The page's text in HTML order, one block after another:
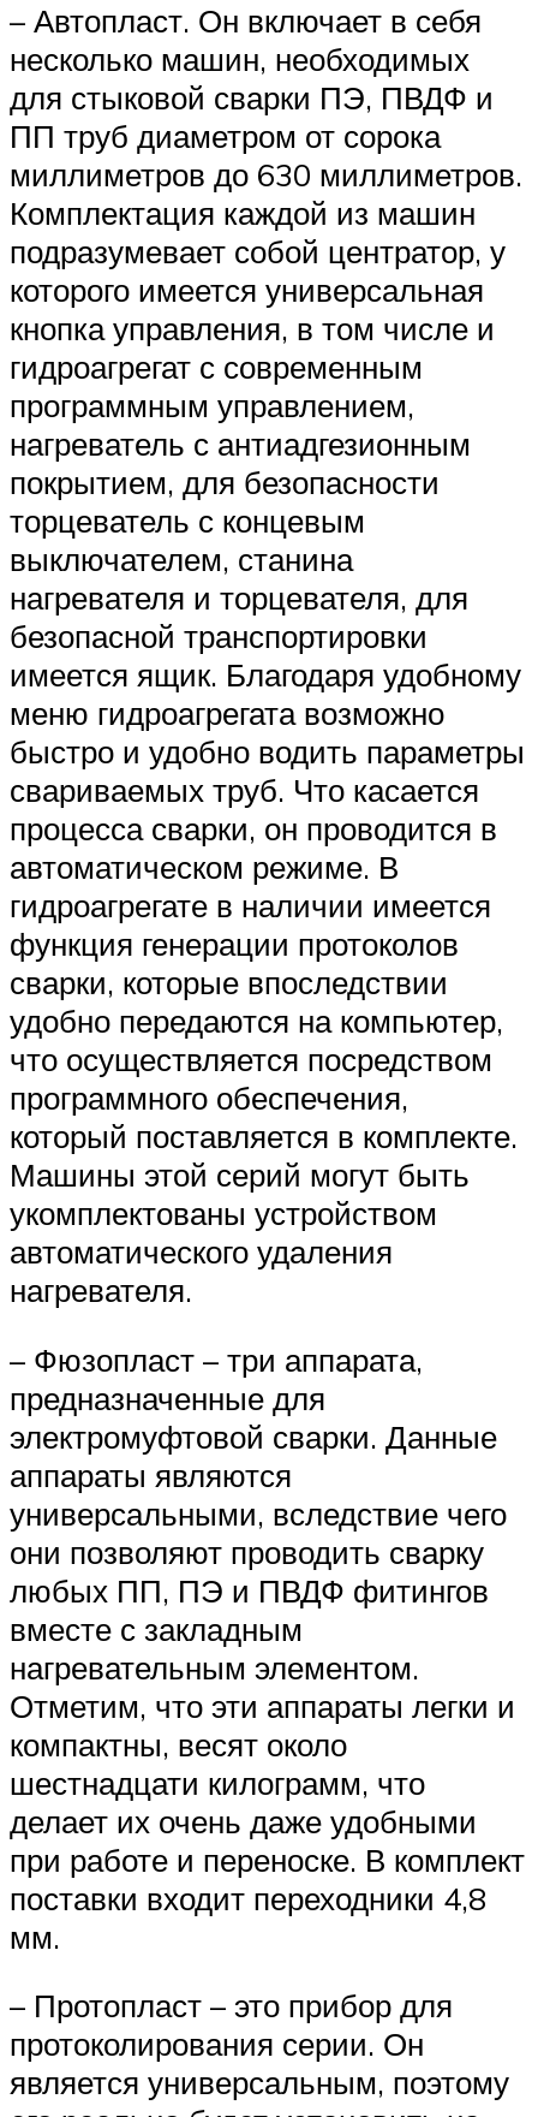
– Автопласт. Он включает в себя
несколько машин, необходимых
для стыковой сварки ПЭ, ПВДФ и
ПП труб диаметром от сорока
миллиметров до 630 миллиметров.
Комплектация каждой из машин
подразумевает собой центратор, у
которого имеется универсальная
кнопка управления, в том числе и
гидроагрегат с современным
программным управлением,
нагреватель с антиадгезионным
покрытием, для безопасности
торцеватель с концевым
выключателем, станина
нагревателя и торцевателя, для
безопасной транспортировки
имеется ящик. Благодаря удобному
меню гидроагрегата возможно
быстро и удобно водить параметры
свариваемых труб. Что касается
процесса сварки, он проводится в
автоматическом режиме. В
гидроагрегате в наличии имеется
функция генерации протоколов
сварки, которые впоследствии
удобно передаются на компьютер,
что осуществляется посредством
программного обеспечения,
который поставляется в комплекте.
Машины этой серий могут быть
укомплектованы устройством
автоматического удаления
нагревателя.
– Фюзопласт – три аппарата,
предназначенные для
электромуфтовой сварки. Данные
аппараты являются
универсальными, вследствие чего
они позволяют проводить сварку
любых ПП, ПЭ и ПВДФ фитингов
вместе с закладным
нагревательным элементом.
Отметим, что эти аппараты легки и
компактны, весят около
шестнадцати килограмм, что
делает их очень даже удобными
при работе и переноске. В комплект
поставки входит переходники 4,8
мм.
– Протопласт – это прибор для
протоколирования серии. Он
является универсальным, поэтому